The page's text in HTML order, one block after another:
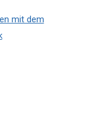
mit dem